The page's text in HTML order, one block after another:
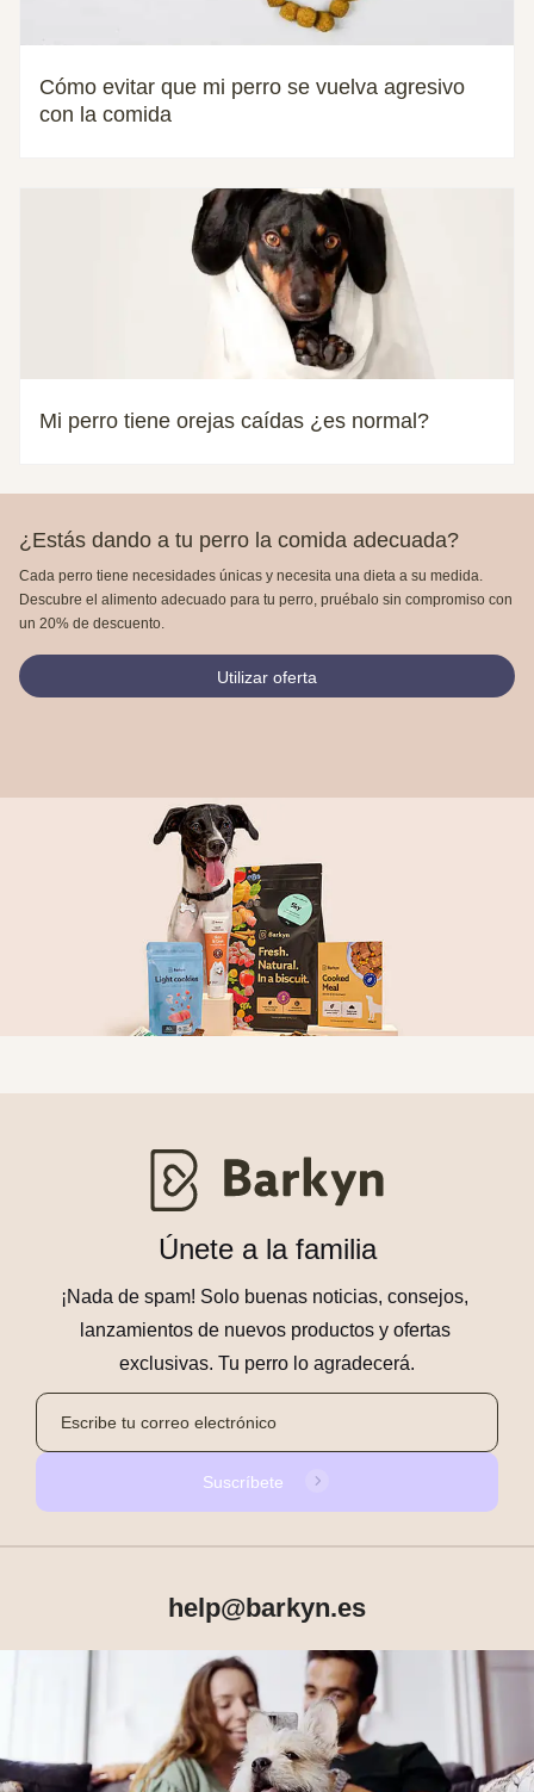
Cómo evitar que mi perro se vuelva agresivo
con la comida
Mi perro tiene orejas caídas ¿es normal?
¿Estás dando a tu perro la comida adecuada?
Cada perro tiene necesidades únicas y necesita una dieta a su medida.
Descubre el alimento adecuado para tu perro, pruébalo sin compromiso con
un 20% de descuento.
Utilizar oferta
Únete a la familia
¡Nada de spam! Solo buenas noticias, consejos,
lanzamientos de nuevos productos y ofertas
exclusivas. Tu perro lo agradecerá.
Suscríbete
help@barkyn.es